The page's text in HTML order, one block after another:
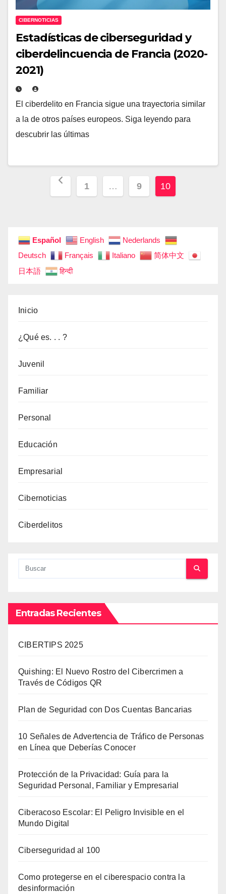
CIBERNOTICIAS
Estadísticas de ciberseguridad y
ciberdelincuencia de Francia (2020-
2021)
El ciberdelito en Francia sigue una trayectoria similar
a la de otros países europeos. Siga leyendo para
descubrir las últimas
Paginación
1 … 9 10
Español English
Nederlands
Deutsch
Français Italiano
简体中文
日本語
हिन्दी
Inicio
¿Qué es. . . ?
Juvenil
Familiar
Personal
Educación
Empresarial
Cibernoticias
Ciberdelitos
Entradas Recientes
CIBERTIPS 2025
Quishing: El Nuevo Rostro del Cibercrimen a
Través de Códigos QR
Plan de Seguridad con Dos Cuentas Bancarias
10 Señales de Advertencia de Tráfico de Personas
en Línea que Deberías Conocer
Protección de la Privacidad: Guía para la
Seguridad Personal, Familiar y Empresarial
Ciberacoso Escolar: El Peligro Invisible en el
Mundo Digital
Ciberseguridad al 100
Como protegerse en el ciberespacio contra la
desinformación